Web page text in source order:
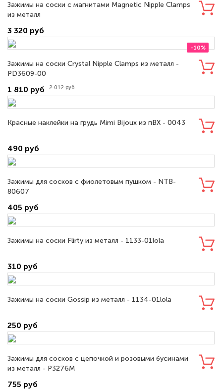
Зажимы на соски с магнитами Magnetic Nipple Clamps
из металл
3 320 руб
-10%
Зажимы на соски Crystal Nipple Clamps из металл -
PD3609-00
1 810 руб 2 012 руб
Красные наклейки на грудь Mimi Bijoux из пВХ - 0043
490 руб
Зажимы для сосков с фиолетовым пушком - NTB-
80607
405 руб
Зажимы на соски Flirty из металл - 1133-01lola
310 руб
Зажимы на соски Gossip из металл - 1134-01lola
250 руб
Зажимы для сосков с цепочкой и розовыми бусинами
из металл - P3276M
755 руб